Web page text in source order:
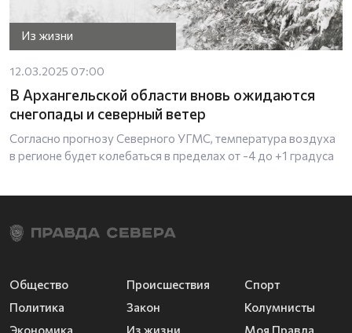
Из жизни
12.03.2025 07:00
В Архангельской области вновь ожидаются
снегопады и северный ветер
Согласно прогнозу Северного УГМС, температура воздуха
в регионе будет колебаться в пределах от -4 до +1 градуса
Общество
Политика
Экономика
Происшествия
Закон
Из жизни
Спорт
Колумнисты
Моя Правда